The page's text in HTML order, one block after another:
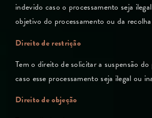
indevido caso o processamento seja
objetivo do processamento ou da
Direito de restrição
Tem o direito de solicitar a suspensão do
caso esse processamento seja ilegal ou
Direito de objeção